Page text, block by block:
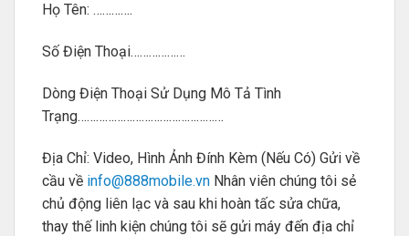
Họ Tên: ………….
Số Điện Thoại………………
Dòng Điện Thoại Sử Dụng Mô Tả Tình
Trạng…………………………………………
Địa Chỉ: Video, Hình Ảnh Đính Kèm (Nếu Có) Gửi về
cầu về info@888mobile.vn Nhân viên chúng tôi sẻ
chủ động liên lạc và sau khi hoàn tấc sửa chữa,
thay thế linh kiện chúng tôi sẽ gửi máy đến địa chỉ